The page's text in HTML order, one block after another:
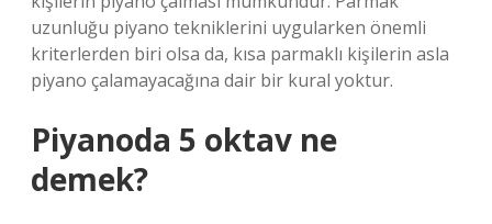
uzunluğu piyano tekniklerini uygularken önemli
kriterlerden biri olsa da, kısa parmaklı kişilerin asla
piyano çalamayacağına dair bir kural yoktur.
Piyanoda 5 oktav ne
demek?